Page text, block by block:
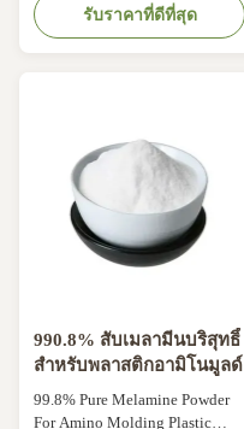
Melamine powder is a basic
intermediate product in organic
chemistry and has a wide range
(MF), melamine glue for ...
รับราคาที่ดีที่สุด
990.8% สับเมลามีนบริสุทธิ์
สําหรับพลาสติกอามิโนมูลด์
99.8% Pure Melamine Powder
For Amino Molding Plastic